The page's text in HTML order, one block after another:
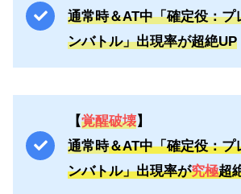
通常時＆AT中「確定役：プ
ンバトル」出現率が超絶UP
【覚醒破壊】
通常時＆AT中「確定役：プ
ンバトル」出現率が究極超